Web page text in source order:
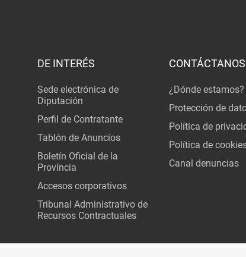
DE INTERÉS
Sede electrónica de
Diputación
Perfil de Contratante
Tablón de Anuncios
Boletín Oficial de la
Província
Accesos corporativos
Tribunal Administrativo de
Recursos Contractuales
CONTÁCTANOS
¿Dónde estamos?
Protección de
Política de
Política de
Canal denuncias